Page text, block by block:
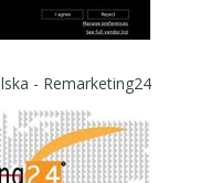
- Remarketing24